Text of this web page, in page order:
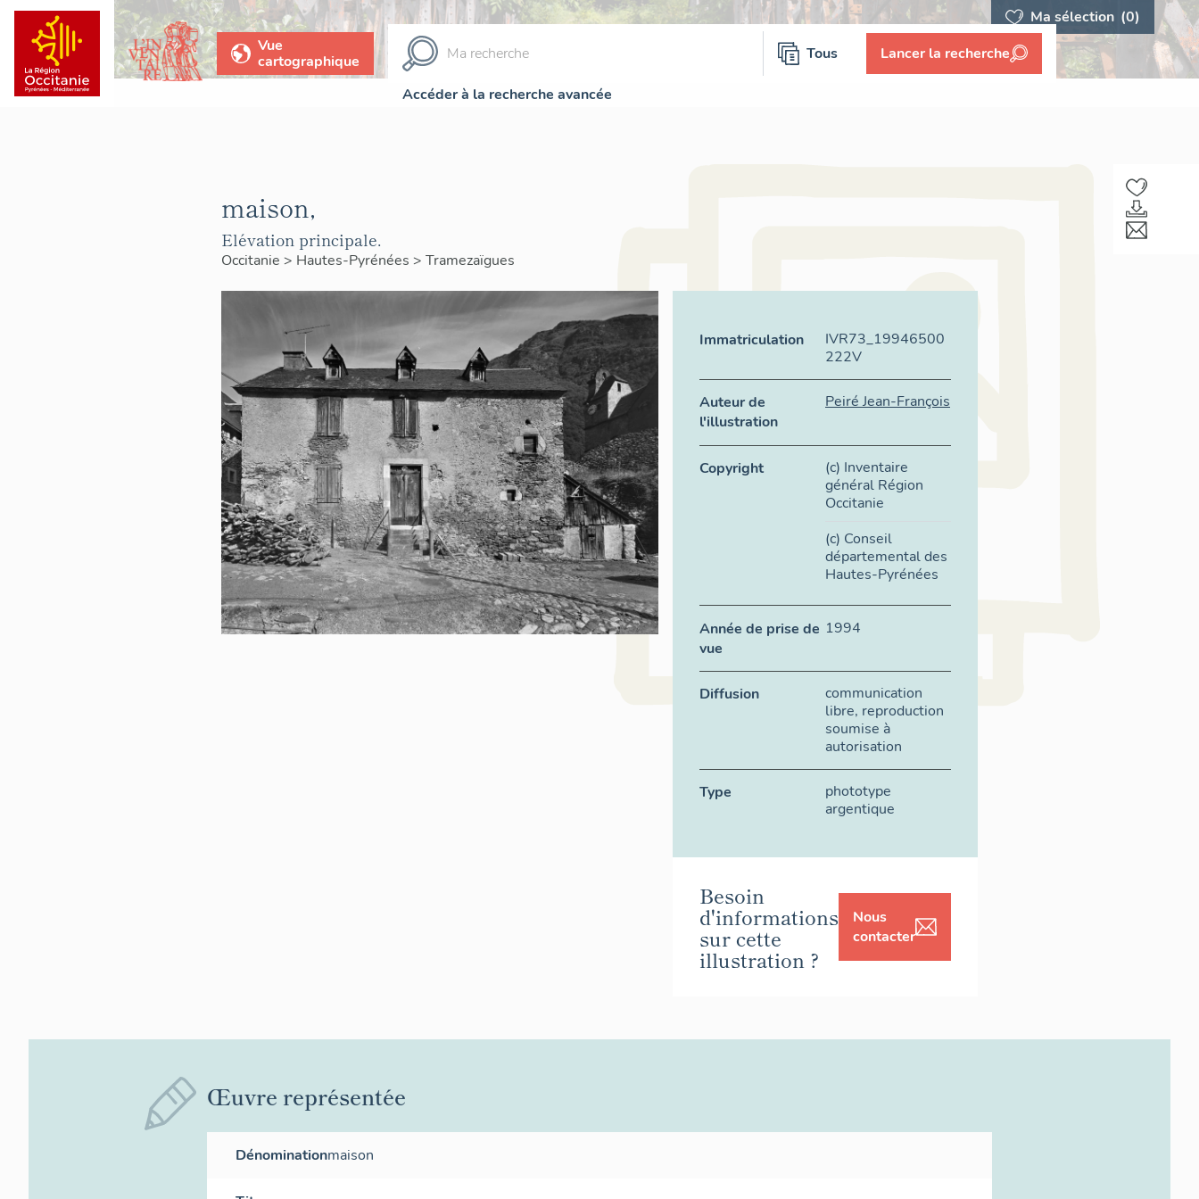
Ma sélection (0)
Vue
cartographique
Tous Lancer la recherche
Accéder à la recherche avancée
maison,
Elévation principale.
Occitanie > Hautes-Pyrénées > Tramezaïgues
Immatriculation
IVR73_19946500
222V
Auteur de
l'illustration
Peiré Jean-François
Copyright
(c) Inventaire
général Région
Occitanie
(c) Conseil
départemental des
Hautes-Pyrénées
Année de prise de
vue
1994
Diffusion
communication
libre, reproduction
soumise à
autorisation
Type
phototype
argentique
Besoin
d'informations
sur cette
illustration ?
Nous
contacter
Œuvre représentée
Dénominationmaison